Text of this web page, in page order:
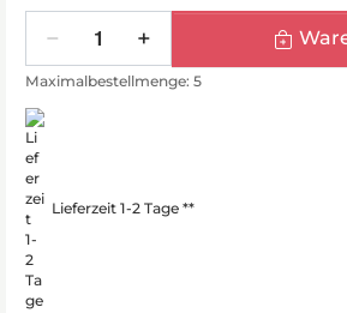
Maximalbestellmenge: 5
Lieferzeit 1-2 Tage **